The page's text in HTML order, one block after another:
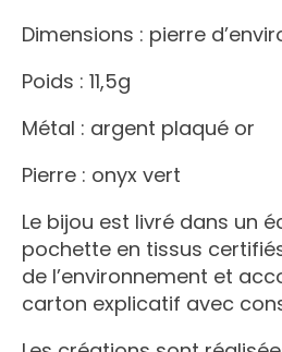
Dimensions : pierre
Poids : 11,5g
Métal : argent plaqué or
Pierre : onyx vert
Le bijou est livré dans un
pochette en tissus
de l’environnement et
carton explicatif avec